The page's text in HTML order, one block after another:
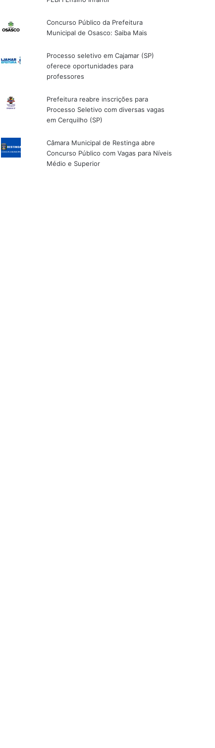
Concurso Público da Prefeitura
Municipal de Osasco: Saiba Mais
Processo seletivo em Cajamar (SP)
oferece oportunidades para
professores
Prefeitura reabre inscrições para
Processo Seletivo com diversas vagas
em Cerquilho (SP)
Câmara Municipal de Restinga abre
Concurso Público com Vagas para Níveis
Médio e Superior